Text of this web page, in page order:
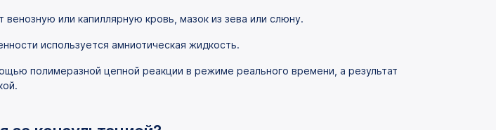
или капиллярную кровь, мазок из зева или слюну.
используется амниотическая жидкость.
полимеразной цепной реакции в режиме реального времени, а результат